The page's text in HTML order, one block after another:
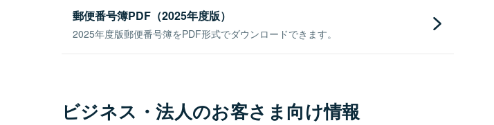
郵便番号簿PDF（2025年度版）
2025年度版郵便番号簿をPDF形式でダウンロードできます。
ビジネス・法人のお客さま向け情報